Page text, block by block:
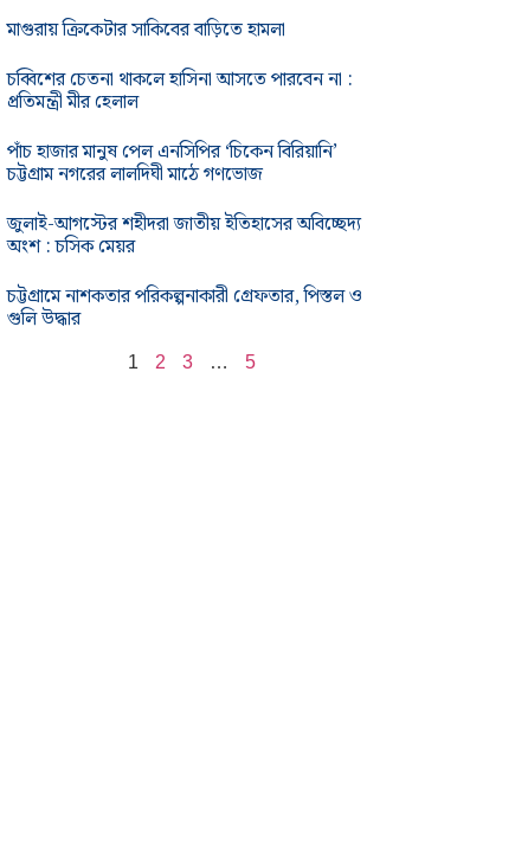
মাগুরায় ক্রিকেটার সাকিবের বাড়িতে হামলা
চব্বিশের চেতনা থাকলে হাসিনা আসতে পারবেন না :
প্রতিমন্ত্রী মীর হেলাল
পাঁচ হাজার মানুষ পেল এনসিপির ‘চিকেন বিরিয়ানি’
চট্টগ্রাম নগরের লালদিঘী মাঠে গণভোজ
জুলাই-আগস্টের শহীদরা জাতীয় ইতিহাসের অবিচ্ছেদ্য
অংশ : চসিক মেয়র
চট্টগ্রামে নাশকতার পরিকল্পনাকারী গ্রেফতার, পিস্তল ও
গুলি উদ্ধার
1 2 3 … 5